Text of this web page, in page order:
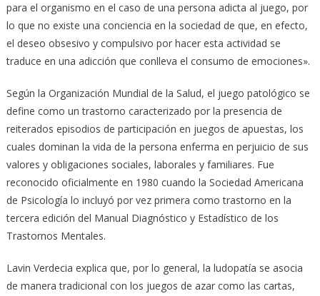
para el organismo en el caso de una persona adicta al juego, por
lo que no existe una conciencia en la sociedad de que, en efecto,
el deseo obsesivo y compulsivo por hacer esta actividad se
traduce en una adicción que conlleva el consumo de emociones».
Según la Organización Mundial de la Salud, el juego patológico se
define como un trastorno caracterizado por la presencia de
reiterados episodios de participación en juegos de apuestas, los
cuales dominan la vida de la persona enferma en perjuicio de sus
valores y obligaciones sociales, laborales y familiares. Fue
reconocido oficialmente en 1980 cuando la Sociedad Americana
de Psicología lo incluyó por vez primera como trastorno en la
tercera edición del Manual Diagnóstico y Estadístico de los
Trastornos Mentales.
Lavin Verdecia explica que, por lo general, la ludopatía se asocia
de manera tradicional con los juegos de azar como las cartas,